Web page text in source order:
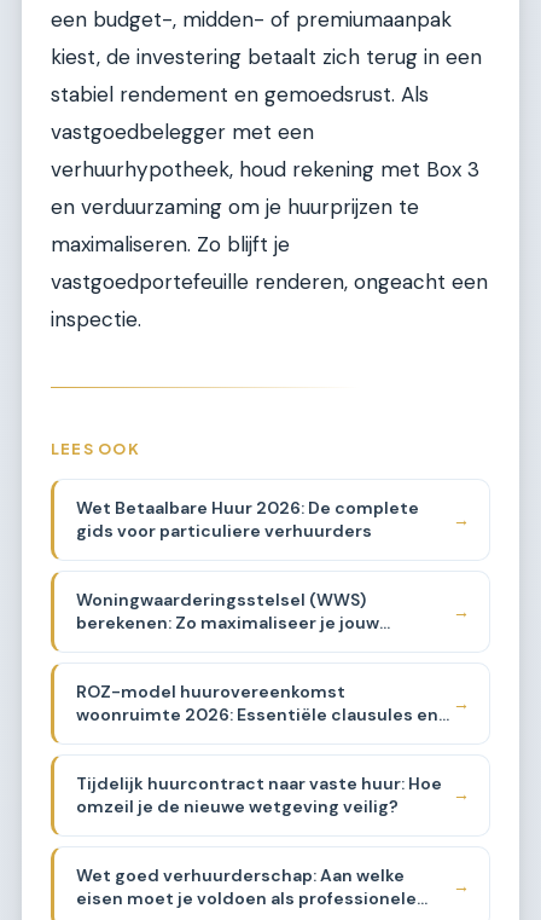
een budget-, midden- of premiumaanpak
kiest, de investering betaalt zich terug in een
stabiel rendement en gemoedsrust. Als
vastgoedbelegger met een
verhuurhypotheek, houd rekening met Box 3
en verduurzaming om je huurprijzen te
maximaliseren. Zo blijft je
vastgoedportefeuille renderen, ongeacht een
inspectie.
LEES OOK
Wet Betaalbare Huur 2026: De complete
gids voor particuliere verhuurders
→
Woningwaarderingsstelsel (WWS)
berekenen: Zo maximaliseer je jouw
→
ROZ-model huurovereenkomst
woonruimte 2026: Essentiële clausules en
→
Tijdelijk huurcontract naar vaste huur: Hoe
omzeil je de nieuwe wetgeving veilig?
→
Wet goed verhuurderschap: Aan welke
eisen moet je voldoen als professionele
→